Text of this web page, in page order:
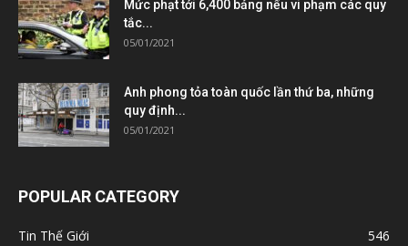
Mức phạt tới 6,400 bảng nếu vi phạm các quy
tắc...
05/01/2021
Anh phong tỏa toàn quốc lần thứ ba, những
quy định...
05/01/2021
POPULAR CATEGORY
Tin Thế Giới
546